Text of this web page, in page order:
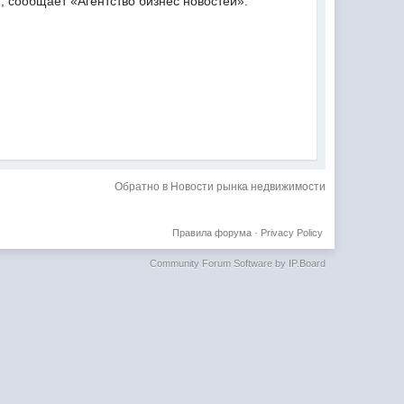
Обратно в Новости рынка недвижимости
Privacy Policy
Правила форума·
Community Forum Software by IP.Board